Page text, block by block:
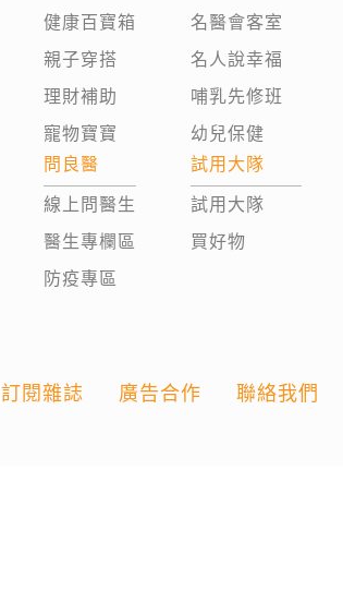
健康百寶箱
親子穿搭
理財補助
寵物寶寶
問良醫
線上問醫生
醫生專欄區
防疫專區
名醫會客室
名人說幸福
哺乳先修班
幼兒保健
試用大隊
試用大隊
買好物
訂閱雜誌 廣告合作 聯絡我們